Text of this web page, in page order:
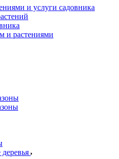
и услуги садовника
и растениями